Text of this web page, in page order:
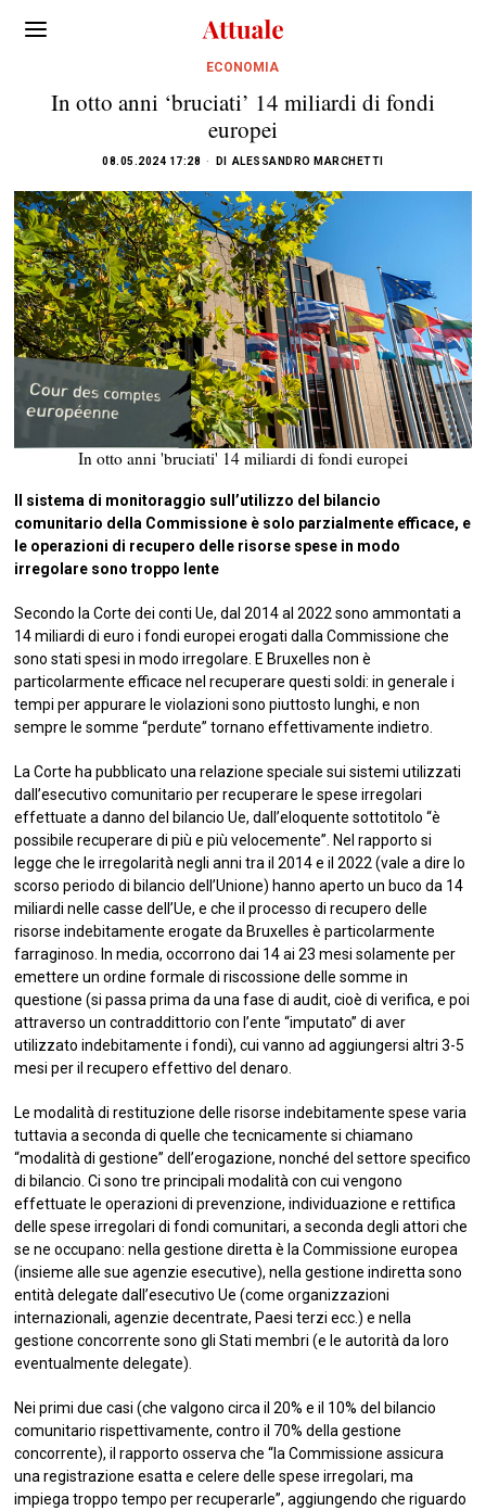
ECONOMIA
In otto anni ‘bruciati’ 14 miliardi di fondi
europei
08.05.2024 17:28 DI ALESSANDRO MARCHETTI
In otto anni 'bruciati' 14 miliardi di fondi europei
Il sistema di monitoraggio sull’utilizzo del bilancio
comunitario della Commissione è solo parzialmente efficace, e
le operazioni di recupero delle risorse spese in modo
irregolare sono troppo lente
Secondo la Corte dei conti Ue, dal 2014 al 2022 sono ammontati a
14 miliardi di euro i fondi europei erogati dalla Commissione che
sono stati spesi in modo irregolare. E Bruxelles non è
particolarmente efficace nel recuperare questi soldi: in generale i
tempi per appurare le violazioni sono piuttosto lunghi, e non
sempre le somme “perdute” tornano effettivamente indietro.
La Corte ha pubblicato una relazione speciale sui sistemi utilizzati
dall’esecutivo comunitario per recuperare le spese irregolari
effettuate a danno del bilancio Ue, dall’eloquente sottotitolo “è
possibile recuperare di più e più velocemente”. Nel rapporto si
legge che le irregolarità negli anni tra il 2014 e il 2022 (vale a dire lo
scorso periodo di bilancio dell’Unione) hanno aperto un buco da 14
miliardi nelle casse dell’Ue, e che il processo di recupero delle
risorse indebitamente erogate da Bruxelles è particolarmente
farraginoso. In media, occorrono dai 14 ai 23 mesi solamente per
emettere un ordine formale di riscossione delle somme in
questione (si passa prima da una fase di audit, cioè di verifica, e poi
attraverso un contraddittorio con l’ente “imputato” di aver
utilizzato indebitamente i fondi), cui vanno ad aggiungersi altri 3-5
mesi per il recupero effettivo del denaro.
Le modalità di restituzione delle risorse indebitamente spese varia
tuttavia a seconda di quelle che tecnicamente si chiamano
“modalità di gestione” dell’erogazione, nonché del settore specifico
di bilancio. Ci sono tre principali modalità con cui vengono
effettuate le operazioni di prevenzione, individuazione e rettifica
delle spese irregolari di fondi comunitari, a seconda degli attori che
se ne occupano: nella gestione diretta è la Commissione europea
(insieme alle sue agenzie esecutive), nella gestione indiretta sono
entità delegate dall’esecutivo Ue (come organizzazioni
internazionali, agenzie decentrate, Paesi terzi ecc.) e nella
gestione concorrente sono gli Stati membri (e le autorità da loro
eventualmente delegate).
Nei primi due casi (che valgono circa il 20% e il 10% del bilancio
comunitario rispettivamente, contro il 70% della gestione
concorrente), il rapporto osserva che “la Commissione assicura
una registrazione esatta e celere delle spese irregolari, ma
impiega troppo tempo per recuperarle”, aggiungendo che riguardo